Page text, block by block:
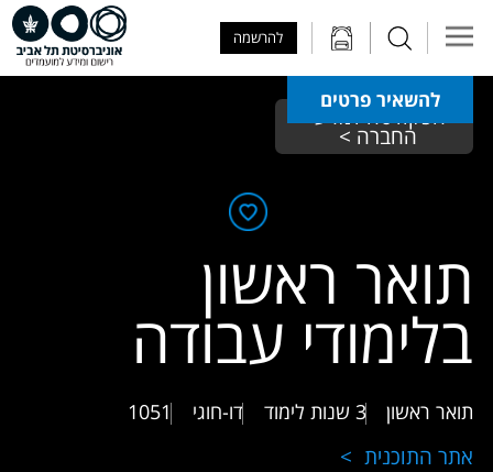
להרשמה
להשאיר פרטים
הפקולטה למדעי
החברה >
תואר ראשון
בלימודי עבודה
תואר ראשון 3 שנות לימוד דו-חוגי 1051
אתר התוכנית